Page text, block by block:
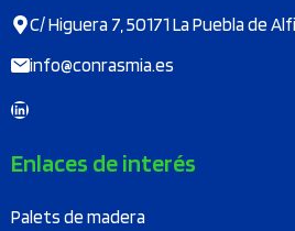
C/ Higuera 7, 50171 La Puebla de
info@conrasmia.es
LinkedIn
Enlaces de interés
Palets de madera